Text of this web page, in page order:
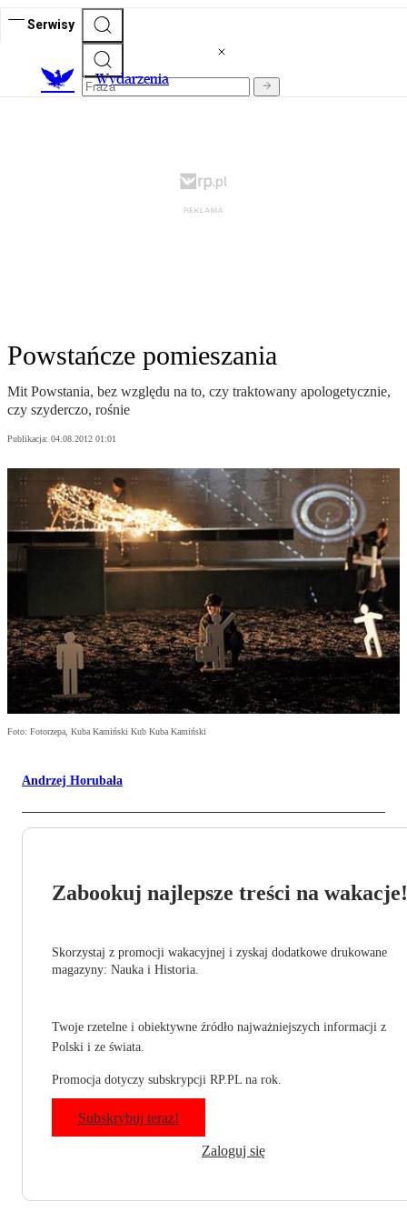
Serwisy
Wydarzenia
Powstańcze pomieszania
Mit Powstania, bez względu na to, czy traktowany apologetycznie,
czy szyderczo, rośnie
Publikacja: 04.08.2012 01:01
Foto: Fotorzepa, Kuba Kamiński Kub Kuba Kamiński
Andrzej Horubała
Zabookuj najlepsze treści na wakacje!
Skorzystaj z promocji wakacyjnej i zyskaj dodatkowe drukowane
magazyny: Nauka i Historia.
Twoje rzetelne i obiektywne źródło najważniejszych informacji z
Polski i ze świata.
Promocja dotyczy subskrypcji RP.PL na rok.
Subskrybuj teraz!
Zaloguj się